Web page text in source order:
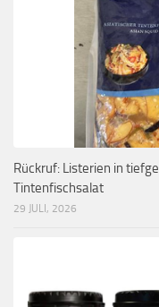
Rückruf: Listerien in
Tintenfischsalat
29 JULI, 2026